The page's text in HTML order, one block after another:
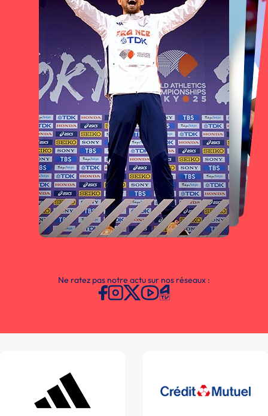
Ne ratez pas notre actu sur nos réseaux :